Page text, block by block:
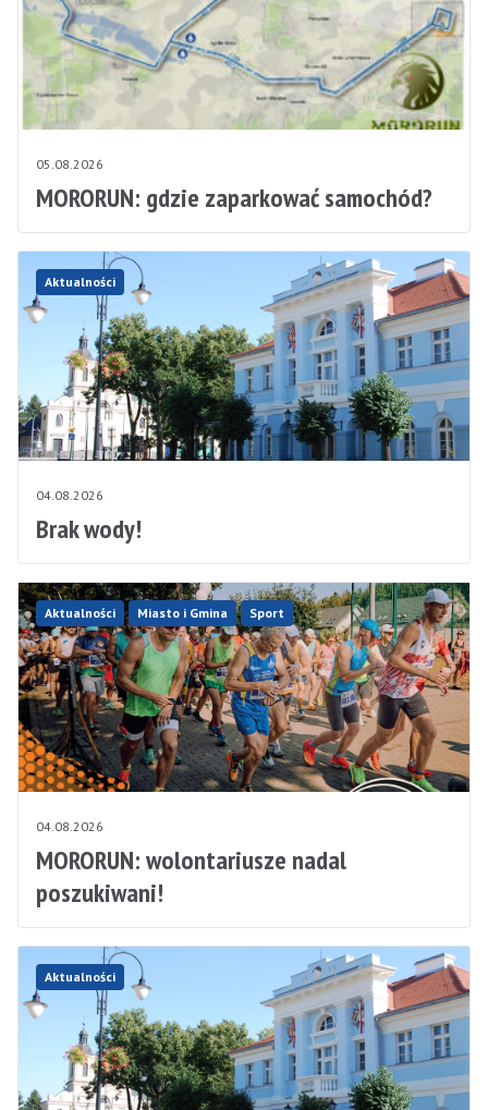
05.08.2026
MORORUN: gdzie zaparkować samochód?
Aktualności
04.08.2026
Brak wody!
Aktualności Miasto i Gmina Sport
04.08.2026
MORORUN: wolontariusze nadal
poszukiwani!
Aktualności